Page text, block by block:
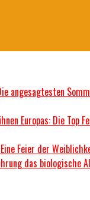
angesagtesten
Europas: Die Top
Feier der
das biologische